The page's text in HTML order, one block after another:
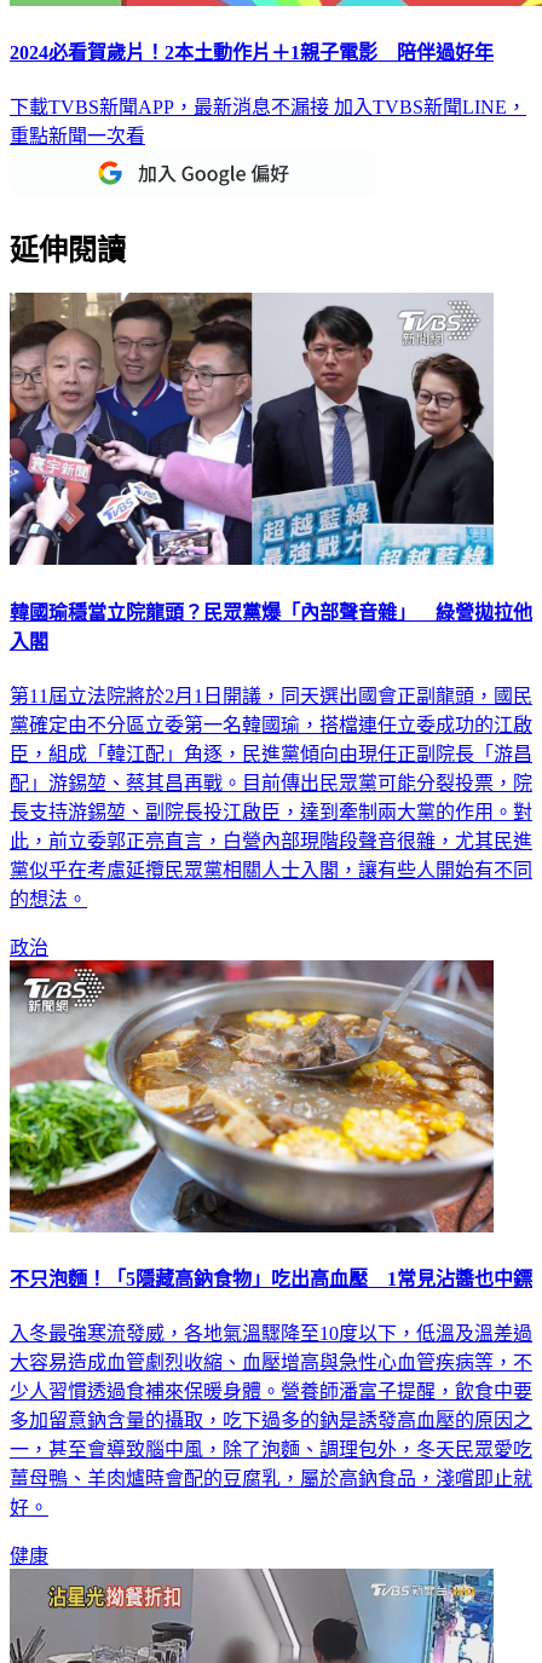
2024必看賀歲片！2本土動作片＋1親子電影 陪伴過好年
下載TVBS新聞APP，最新消息不漏接 加入TVBS新聞LINE，
重點新聞一次看
延伸閱讀
韓國瑜穩當立院龍頭？民眾黨爆「內部聲音雜」 綠營拋拉他
入閣
第11屆立法院將於2月1日開議，同天選出國會正副龍頭，國民
黨確定由不分區立委第一名韓國瑜，搭檔連任立委成功的江啟
臣，組成「韓江配」角逐，民進黨傾向由現任正副院長「游昌
配」游錫堃、蔡其昌再戰。目前傳出民眾黨可能分裂投票，院
長支持游錫堃、副院長投江啟臣，達到牽制兩大黨的作用。對
此，前立委郭正亮直言，白營內部現階段聲音很雜，尤其民進
黨似乎在考慮延攬民眾黨相關人士入閣，讓有些人開始有不同
的想法。
政治
不只泡麵！「5隱藏高鈉食物」吃出高血壓 1常見沾醬也中鏢
入冬最強寒流發威，各地氣溫驟降至10度以下，低溫及溫差過
大容易造成血管劇烈收縮、血壓增高與急性心血管疾病等，不
少人習慣透過食補來保暖身體。營養師潘富子提醒，飲食中要
多加留意鈉含量的攝取，吃下過多的鈉是誘發高血壓的原因之
一，甚至會導致腦中風，除了泡麵、調理包外，冬天民眾愛吃
薑母鴨、羊肉爐時會配的豆腐乳，屬於高鈉食品，淺嚐即止就
好。
健康